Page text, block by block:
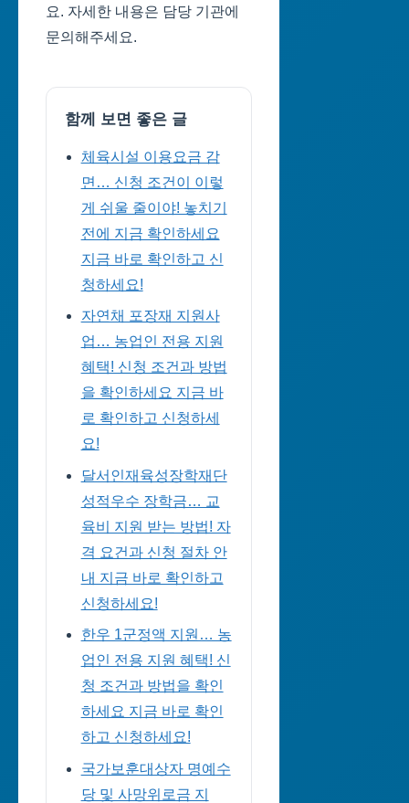
요. 자세한 내용은 담당 기관에
문의해주세요.
함께 보면 좋은 글
체육시설 이용요금 감
면… 신청 조건이 이렇
게 쉬울 줄이야! 놓치기
전에 지금 확인하세요
지금 바로 확인하고 신
청하세요!
자연채 포장재 지원사
업… 농업인 전용 지원
혜택! 신청 조건과 방법
을 확인하세요 지금 바
로 확인하고 신청하세
요!
달서인재육성장학재단
성적우수 장학금… 교
육비 지원 받는 방법! 자
격 요건과 신청 절차 안
내 지금 바로 확인하고
신청하세요!
한우 1군정액 지원… 농
업인 전용 지원 혜택! 신
청 조건과 방법을 확인
하세요 지금 바로 확인
하고 신청하세요!
국가보훈대상자 명예수
당 및 사망위로금 지